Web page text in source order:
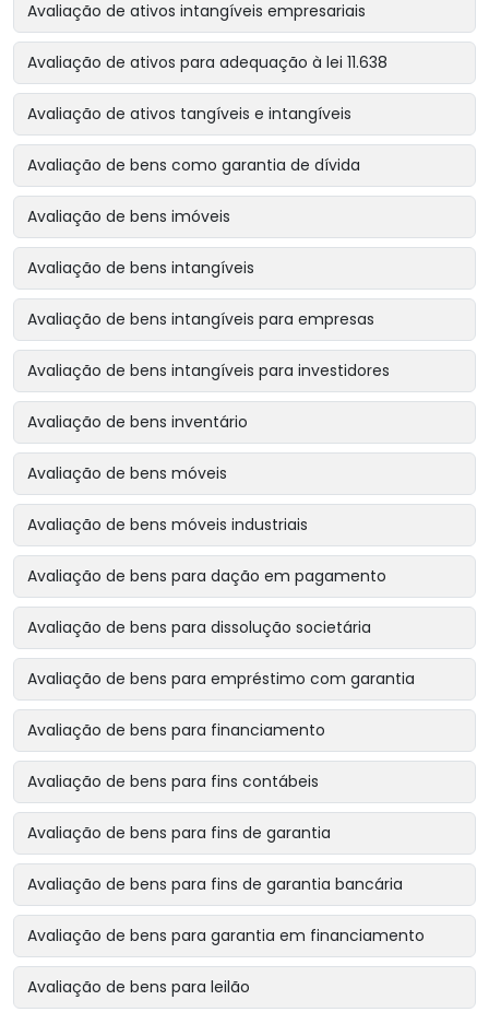
Avaliação de ativos intangíveis empresariais
Avaliação de ativos para adequação à lei 11.638
Avaliação de ativos tangíveis e intangíveis
Avaliação de bens como garantia de dívida
Avaliação de bens imóveis
Avaliação de bens intangíveis
Avaliação de bens intangíveis para empresas
Avaliação de bens intangíveis para investidores
Avaliação de bens inventário
Avaliação de bens móveis
Avaliação de bens móveis industriais
Avaliação de bens para dação em pagamento
Avaliação de bens para dissolução societária
Avaliação de bens para empréstimo com garantia
Avaliação de bens para financiamento
Avaliação de bens para fins contábeis
Avaliação de bens para fins de garantia
Avaliação de bens para fins de garantia bancária
Avaliação de bens para garantia em financiamento
Avaliação de bens para leilão